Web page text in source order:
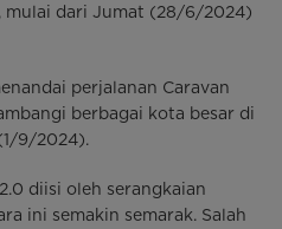
mulai dari Jumat (28/6/2024)
perjalanan Caravan
berbagai kota besar di
9/2024).
diisi oleh serangkaian
ini semakin semarak. Salah